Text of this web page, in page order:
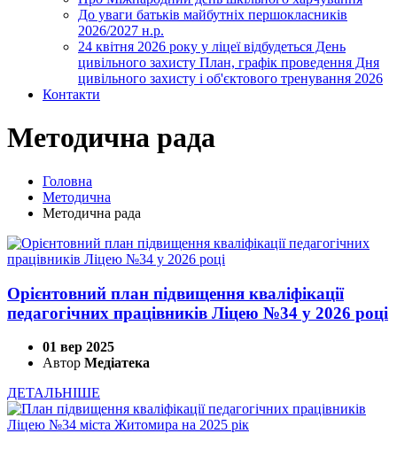
До уваги батьків майбутніх першокласників
2026/2027 н.р.
24 квітня 2026 року у ліцеї відбудеться День
цивільного захисту План, графік проведення Дня
цивільного захисту і об'єктового тренування 2026
Контакти
Методична рада
Головна
Методична
Методична рада
Орієнтовний план підвищення кваліфікації
педагогічних працівників Ліцею №34 у 2026 році
01 вер 2025
Автор Медіатека
ДЕТАЛЬНІШЕ